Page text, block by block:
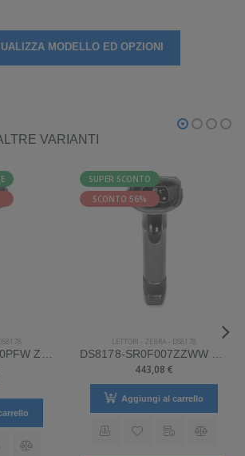
MODELLO ED OPZIONI
VARIANTI
DS8178-SR7U2100PFW Zebra Mod. DS8178. Classificazione: Impugnabile.
SUPER SCONTO
SCONTO 56%
LETTORI - ZEBRA - DS8178
DS8178-SR0F007ZZWW Zebra Mod. DS8178. Classificazione: Impugnabile.
443,08 €
Aggiungi al carrello